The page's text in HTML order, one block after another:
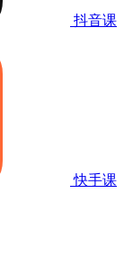
抖音课
快手课